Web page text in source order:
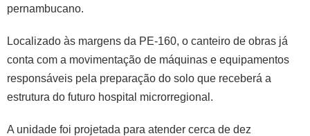
pernambucano.
Localizado às margens da PE-160, o canteiro de obras já
conta com a movimentação de máquinas e equipamentos
responsáveis pela preparação do solo que receberá a
estrutura do futuro hospital microrregional.
A unidade foi projetada para atender cerca de dez